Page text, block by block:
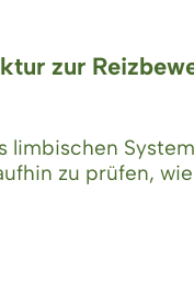
zur
limbischen
zu prüfen,